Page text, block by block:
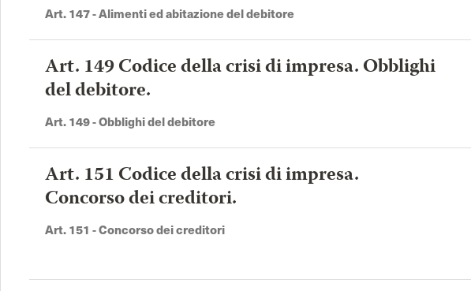
Art. 147 - Alimenti ed abitazione del debitore
Art. 149 Codice della crisi di impresa. Obblighi
del debitore.
Art. 149 - Obblighi del debitore
Art. 151 Codice della crisi di impresa.
Concorso dei creditori.
Art. 151 - Concorso dei creditori